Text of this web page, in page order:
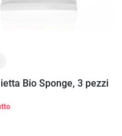
Bio Sponge, 3 pezzi